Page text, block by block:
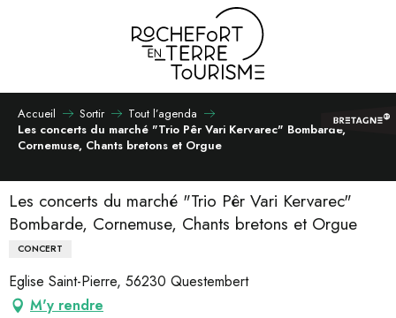
Accueil Sortir
Tout l’agenda
Les concerts du marché "Trio Pêr Vari Kervarec" Bombarde,
Cornemuse, Chants bretons et Orgue
Les concerts du marché "Trio Pêr Vari Kervarec"
Bombarde, Cornemuse, Chants bretons et Orgue
CONCERT
Eglise Saint-Pierre, 56230 Questembert
M'y rendre